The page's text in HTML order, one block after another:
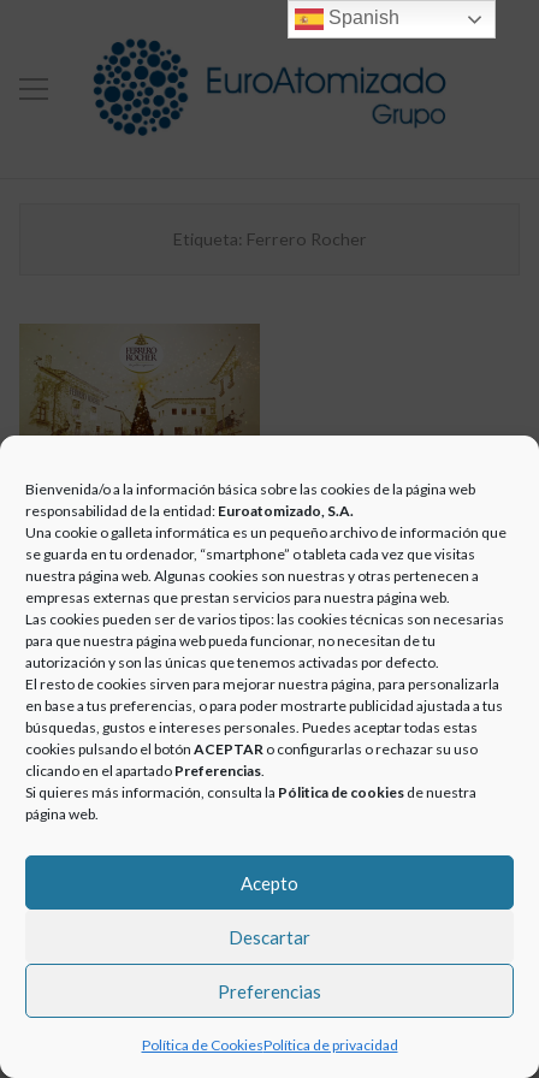
Bienvenida/o a la información básica sobre las cookies de la página web
responsabilidad de la entidad: Euroatomizado, S.A.
Una cookie o galleta informática es un pequeño archivo de información que
se guarda en tu ordenador, “smartphone” o tableta cada vez que visitas
nuestra página web. Algunas cookies son nuestras y otras pertenecen a
empresas externas que prestan servicios para nuestra página web.
Las cookies pueden ser de varios tipos: las cookies técnicas son necesarias
para que nuestra página web pueda funcionar, no necesitan de tu
autorización y son las únicas que tenemos activadas por defecto.
El resto de cookies sirven para mejorar nuestra página, para personalizarla
en base a tus preferencias, o para poder mostrarte publicidad ajustada a tus
búsquedas, gustos e intereses personales. Puedes aceptar todas estas
cookies pulsando el botón ACEPTAR o configurarlas o rechazar su uso
clicando en el apartado Preferencias.
Si quieres más información, consulta la Pólitica de cookies de nuestra
página web.
Acepto
Descartar
Preferencias
Política de CookiesPolítica de privacidad
Etiqueta: Ferrero Rocher
VILLAFAMÉS
PARTICIPA EN EL
CONCURSO LUCE TU
PUEBLO – 29/11/2017
Posted
on
13 septiembre, 2018 Categories
Noticias
Ferrero Rocher, como patrocinador
de «Luce tu Pueblo«, está buscando
un año más el pueblo más bello y
bueno de España para compartir
momentos …
More VILLAFAMÉS PARTICIPA EN EL CONCURSO LUCE TU
© 2020-2023 GRUPOEUROATOMIZADO. Todos los derechos
reservados.
Spanish